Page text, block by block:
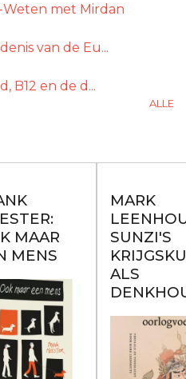
met Mirdan
van de Eu...
B12 en de d...
ALLE
MAAR
MENS
MARK
SUNZI'S
ALS